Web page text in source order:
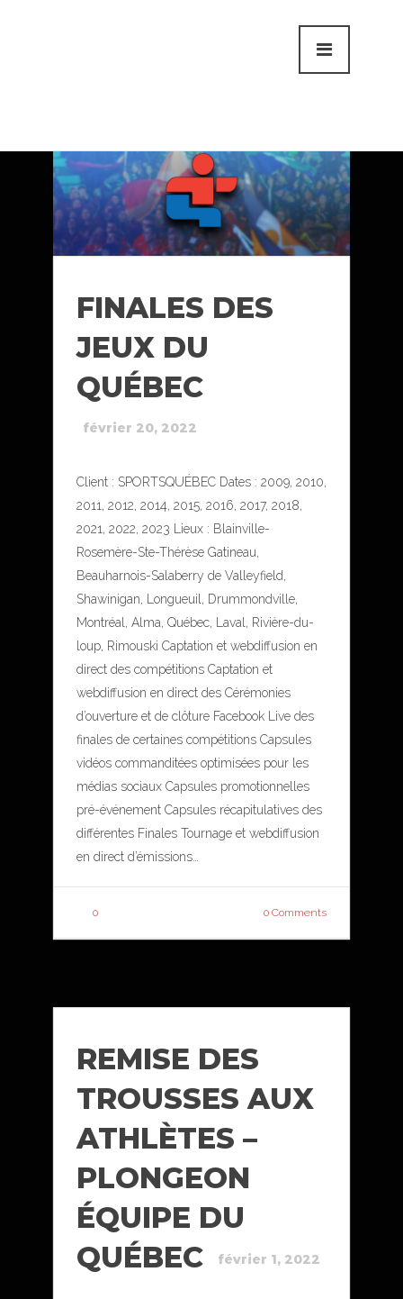
FINALES DES
JEUX DU
QUÉBEC
février 20, 2022
Client : SPORTSQUÉBEC Dates : 2009, 2010,
2011, 2012, 2014, 2015, 2016, 2017, 2018,
2021, 2022, 2023 Lieux : Blainville-
Rosemère-Ste-Thérèse Gatineau,
Beauharnois-Salaberry de Valleyfield,
Shawinigan, Longueuil, Drummondville,
Montréal, Alma, Québec, Laval, Rivière-du-
loup, Rimouski Captation et webdiffusion en
direct des compétitions Captation et
webdiffusion en direct des Cérémonies
d’ouverture et de clôture Facebook Live des
finales de certaines compétitions Capsules
vidéos commanditées optimisées pour les
médias sociaux Capsules promotionnelles
pré-événement Capsules récapitulatives des
différentes Finales Tournage et webdiffusion
en direct d’émissions…
0 0 Comments
REMISE DES
TROUSSES AUX
ATHLÈTES –
PLONGEON
ÉQUIPE DU
QUÉBEC
février 1, 2022